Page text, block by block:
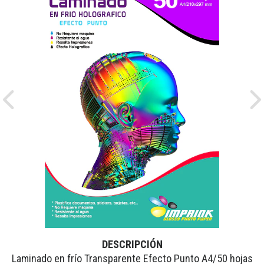
Previous
DESCRIPCIÓN
Laminado en frío Transparente Efecto Punto A4/50 hojas